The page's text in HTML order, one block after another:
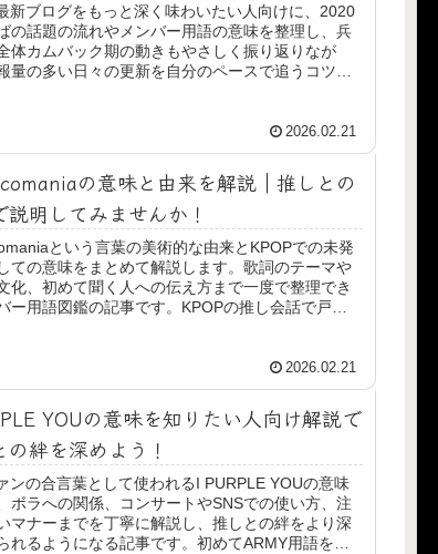
新ブログをもっと深く味わいたい人向けに、2020
の話題の流れやメンバー用語の意味を整理し、兵
体カムバック期の動きもやさしく振り返りなが
量の多い日々の更新を自分のペースで追うコツを
2026.02.21
の意味と由来を解説｜推しとの
説明してみませんか！
という言葉の美術的な由来とKPOPでの未発
ての意味をまとめて解説します。歌詞のテーマや
化、初めて聞く人への伝え方まで一度で整理でき
ー用語図鑑の記事です。KPOPの推し会話で戸惑
2026.02.21
YOUの意味を知りたい人向け解説で
の絆を深めよう！
ンの合言葉として使われるI PURPLE YOUの意味
ボラへの関係、コンサートやSNSでの使い方、注
マナーまでを丁寧に解説し、推しとの絆をより深
れるようになる記事です。初めてARMY用語を学